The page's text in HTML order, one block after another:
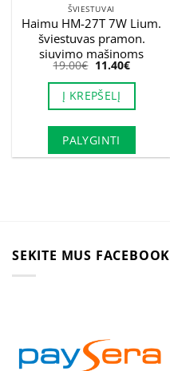
ŠVIESTUVAI
Haimu HM-27T 7W Lium.
šviestuvas pramon.
siuvimo mašinoms
19.00€ Original
price
was:
19.00€.
11.40€Current
price
is:
Į KREPŠELĮ
PALYGINTI
SEKITE MUS FACEBOOK